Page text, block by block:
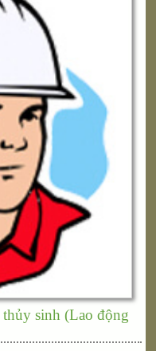
sinh (Lao động